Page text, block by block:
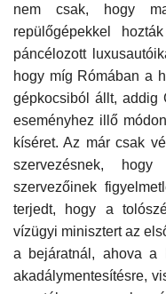
nem csak, hogy
repülőgépekkel hoz
páncélozott
hogy míg Rómában a
gépkocsiból állt, addig
eseményhez illő
kíséret. Az már csak
szervezésnek,
szervezőinek
terjedt, hogy a
vízügyi minisztert az
a bejáratnál, ahova a
akadálymentesítésre,